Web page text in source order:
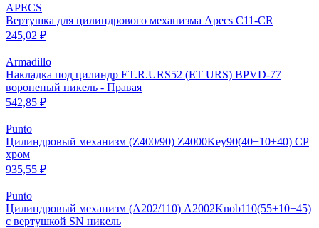
APECS
Вертушка для цилиндрового механизма Apecs C11-CR
245,02 ₽
Armadillo
Накладка под цилиндр ET.R.URS52 (ET URS) BPVD-77
вороненый никель - Правая
542,85 ₽
Punto
Цилиндровый механизм (Z400/90) Z4000Key90(40+10+40) CP
хром
935,55 ₽
Punto
Цилиндровый механизм (A202/110) A2002Knob110(55+10+45)
с вертушкой SN никель